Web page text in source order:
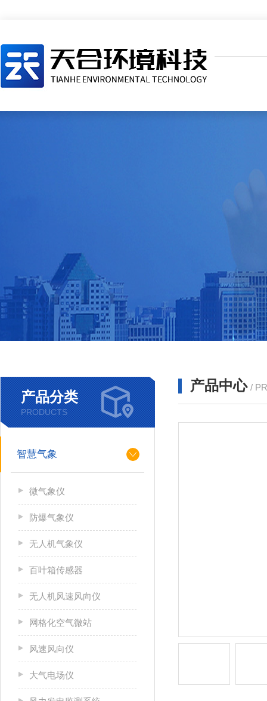
产品分类
PRODUCTS
智慧气象
微气象仪
防爆气象仪
无人机气象仪
百叶箱传感器
无人机风速风向仪
网格化空气微站
风速风向仪
大气电场仪
产品中心 /